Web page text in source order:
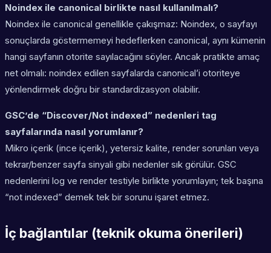
Noindex ile canonical birlikte nasıl kullanılmalı?
Noindex ile canonical genellikle çakışmaz: Noindex, o sayfayı
sonuçlarda göstermemeyi hedeflerken canonical, aynı kümenin
hangi sayfanın otorite sayılacağını söyler. Ancak pratikte amaç
net olmalı: noindex edilen sayfalarda canonical’i otoriteye
yönlendirmek doğru bir standardizasyon olabilir.
GSC’de “Discover/Not indexed” nedenleri tag
sayfalarında nasıl yorumlanır?
Mikro içerik (ince içerik), yetersiz kalite, render sorunları veya
tekrar/benzer sayfa sinyali gibi nedenler sık görülür. GSC
nedenlerini log ve render testiyle birlikte yorumlayın; tek başına
“not indexed” demek tek bir sorunu işaret etmez.
İç bağlantılar (teknik okuma önerileri)